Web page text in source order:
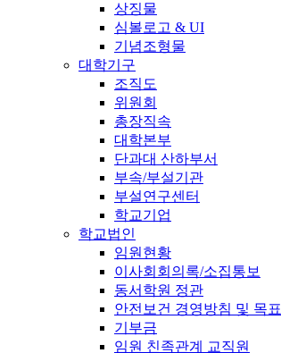
상징물
심볼로고 & UI
기념조형물
대학기구
조직도
위원회
총장직속
대학본부
단과대 산하부서
부속/부설기관
부설연구센터
학교기업
학교법인
임원현황
이사회회의록/소집통보
동서학원 정관
안전보건 경영방침 및 목표
기부금
임원 친족관계 교직원